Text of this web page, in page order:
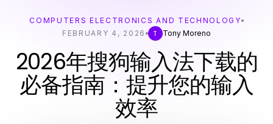
COMPUTERS ELECTRONICS AND TECHNOLOGY
FEBRUARY 4, 2026
T Tony Moreno
2026年搜狗输入法下载的
必备指南：提升您的输入
效率